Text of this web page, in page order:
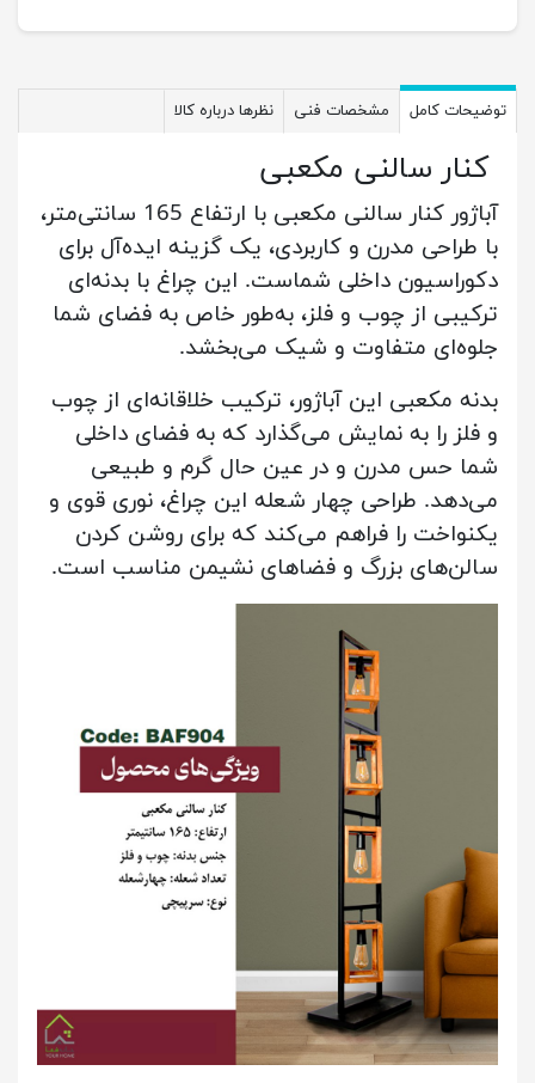
توضیحات کامل مشخصات فنی نظرها درباره کالا
کنار سالنی مکعبی
آباژور کنار سالنی مکعبی با ارتفاع 165 سانتی‌متر،
با طراحی مدرن و کاربردی، یک گزینه ایده‌آل برای
دکوراسیون داخلی شماست. این چراغ با بدنه‌ای
ترکیبی از چوب و فلز، به‌طور خاص به فضای شما
جلوه‌ای متفاوت و شیک می‌بخشد.
بدنه مکعبی این آباژور، ترکیب خلاقانه‌ای از چوب
و فلز را به نمایش می‌گذارد که به فضای داخلی
شما حس مدرن و در عین حال گرم و طبیعی
می‌دهد. طراحی چهار شعله این چراغ، نوری قوی و
یکنواخت را فراهم می‌کند که برای روشن کردن
سالن‌های بزرگ و فضاهای نشیمن مناسب است.